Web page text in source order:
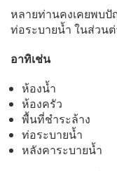
หลายท่านคงเคยพบ
ท่อระบายน้ำ ในส่วนต่
อาทิเช่น
ห้องน้ำ
ห้องครัว
พื้นที่ชำระล้าง
ท่อระบายน้ำ
หลังคาระบายน้ำ